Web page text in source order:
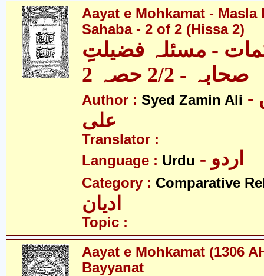
Aayat e Mohkamat - Masla
Sahaba - 2 of 2 (Hissa 2)
- مسئلہ فضیلتِ
صحابہ - 2/2 حصہ 2
Author : Syed Zamin Ali - سید ضامن
علی
Translator :
Language : Urdu - اردو
Category : Comparative
ادیان
Topic :
Aayat e Mohkamat (1306
Bayyanat